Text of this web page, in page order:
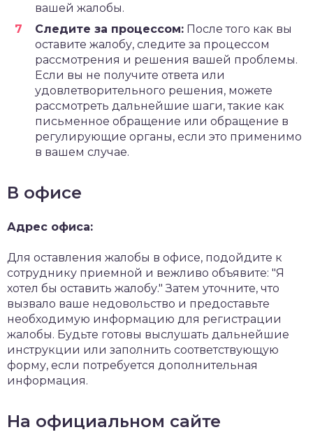
вашей жалобы.
Следите за процессом: После того как вы
оставите жалобу, следите за процессом
рассмотрения и решения вашей проблемы.
Если вы не получите ответа или
удовлетворительного решения, можете
рассмотреть дальнейшие шаги, такие как
письменное обращение или обращение в
регулирующие органы, если это применимо
в вашем случае.
В офисе
Адрес офиса:
Для оставления жалобы в офисе, подойдите к
сотруднику приемной и вежливо объявите: "Я
хотел бы оставить жалобу." Затем уточните, что
вызвало ваше недовольство и предоставьте
необходимую информацию для регистрации
жалобы. Будьте готовы выслушать дальнейшие
инструкции или заполнить соответствующую
форму, если потребуется дополнительная
информация.
На официальном сайте